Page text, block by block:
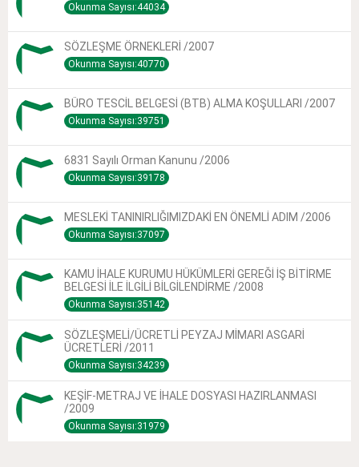
Okunma Sayısı:44034
SÖZLEŞME ÖRNEKLERİ /2007
Okunma Sayısı:40770
BÜRO TESCİL BELGESİ (BTB) ALMA KOŞULLARI /2007
Okunma Sayısı:39751
6831 Sayılı Orman Kanunu /2006
Okunma Sayısı:39178
MESLEKİ TANINIRLIĞIMIZDAKİ EN ÖNEMLİ ADIM /2006
Okunma Sayısı:37097
KAMU İHALE KURUMU HÜKÜMLERİ GEREĞİ İŞ BİTİRME
BELGESİ İLE İLGİLİ BİLGİLENDİRME /2008
Okunma Sayısı:35142
SÖZLEŞMELİ/ÜCRETLİ PEYZAJ MİMARI ASGARİ
ÜCRETLERİ /2011
Okunma Sayısı:34239
KEŞİF-METRAJ VE İHALE DOSYASI HAZIRLANMASI
/2009
Okunma Sayısı:31979